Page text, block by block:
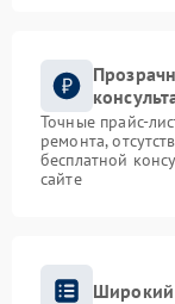
Точные прайс-
ремонта,
бесплатной
сайте
Широкий